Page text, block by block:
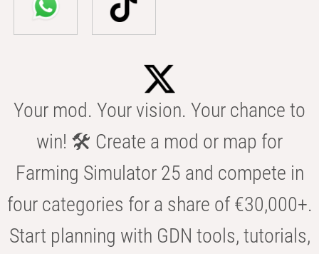
Your mod. Your vision. Your chance to
win! 🛠️ Create a mod or map for
Farming Simulator 25 and compete in
four categories for a share of €30,000+.
Start planning with GDN tools, tutorials,